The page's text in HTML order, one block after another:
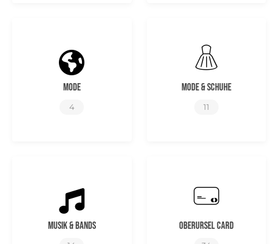
Mode
4
Mode & Schuhe
11
Musik & Bands Oberursel Card